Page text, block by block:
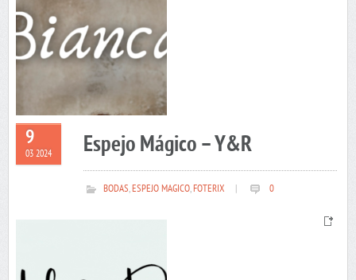
9
03 2024 Espejo Mágico – Y&R
BODAS,ESPEJO MAGICO,FOTERIX 0